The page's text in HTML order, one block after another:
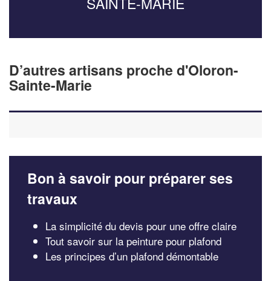
D’autres artisans proche d'Oloron-
Sainte-Marie
Bon à savoir pour préparer ses
travaux
La simplicité du devis pour une offre claire
Tout savoir sur la peinture pour plafond
Les principes d’un plafond démontable